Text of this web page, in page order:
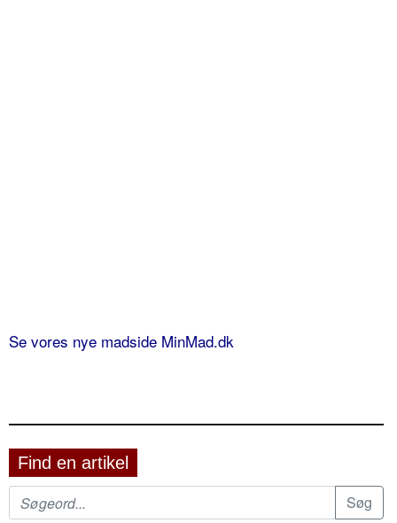
Se vores nye madside MinMad.dk
Find en artikel